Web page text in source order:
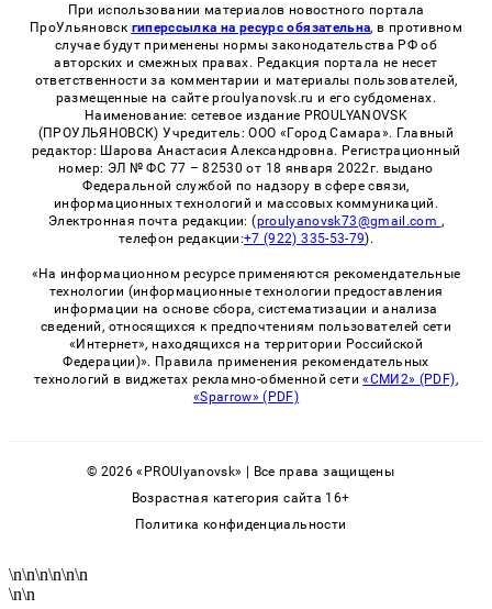
При использовании материалов новостного портала
ПроУльяновск гиперссылка на ресурс обязательна, в противном
случае будут применены нормы законодательства РФ об
авторских и смежных правах. Редакция портала не несет
ответственности за комментарии и материалы пользователей,
размещенные на сайте proulyanovsk.ru и его субдоменах.
Наименование: сетевое издание PROULYANOVSK
(ПРОУЛЬЯНОВСК) Учредитель: ООО «Город Самара». Главный
редактор: Шарова Анастасия Александровна. Регистрационный
номер: ЭЛ № ФС 77 – 82530 от 18 января 2022г. выдано
Федеральной службой по надзору в сфере связи,
информационных технологий и массовых коммуникаций.
Электронная почта редакции: (proulyanovsk73@gmail.com ,
телефон редакции:+7 (922) 335-53-79).
«На информационном ресурсе применяются рекомендательные
технологии (информационные технологии предоставления
информации на основе сбора, систематизации и анализа
сведений, относящихся к предпочтениям пользователей сети
«Интернет», находящихся на территории Российской
Федерации)». Правила применения рекомендательных
технологий в виджетах рекламно-обменной сети«СМИ2» (PDF),
«Sparrow» (PDF)
© 2026 «PROUlyanovsk» | Все права защищены
Возрастная категория сайта 16+
Политика конфиденциальности
\n\n\n\n\n\n
\n\n